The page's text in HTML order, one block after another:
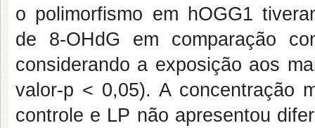
o polimorfismo em hOGG1
de 8-OHdG em comparação
considerando a exposição aos
valor-p < 0,05). A concentração
controle e LP não apresentou